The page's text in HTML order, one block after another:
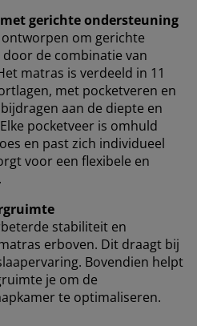
gerichte ondersteuning
om gerichte
de combinatie van
matras is verdeeld in 11
met pocketveren en
aan de diepte en
pocketveer is omhuld
en past zich individueel
voor een flexibele en
stabiliteit en
erboven. Dit draagt ​​bij
Bovendien helpt
je om de
te optimaliseren.